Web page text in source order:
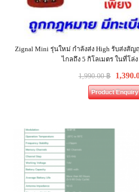
Zignal Mini รุ่นใหม่ กำลังส่ง High รับส่งสั
ไกลถึง 5 กิโลเมตร ในที่โล่
1,990.00฿
Product Enquiry